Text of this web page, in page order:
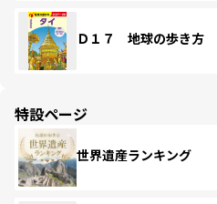
Ｄ１７ 地球の歩き方
特設ページ
世界遺産ランキング